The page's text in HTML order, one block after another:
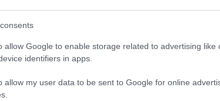
allow Google to enable storage related to advertising like
identifiers in apps.
allow my user data to be sent to Google for online